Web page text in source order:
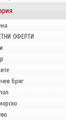
ОФЕРТИ
бряг